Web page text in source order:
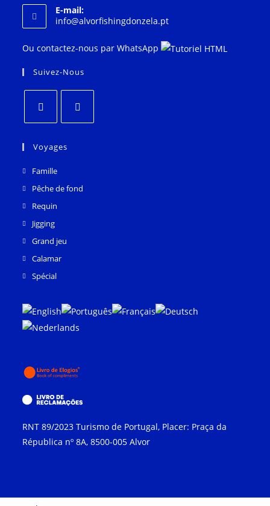
E-mail:
info@alvorfishingdonzela.ptS'ouvre
votre
application
Ou contactez-nous par WhatsApp
Suivez-Nous
dans
nouvel
onglet
dans
onglet
Voyages
Famille
Pêche de fond
Requin
Jigging
Grand jeu
Calamar
Spécial
RNT 89/2023Turismo de Portugal, Placer: Praça da
Républica nº 8A, 8500-005Alvor